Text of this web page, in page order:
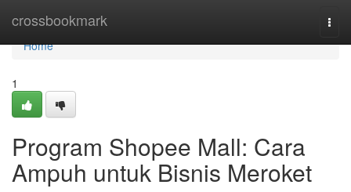
crossbookmark
Home
Home
1
Program Shopee Mall: Cara
Ampuh untuk Bisnis Meroket